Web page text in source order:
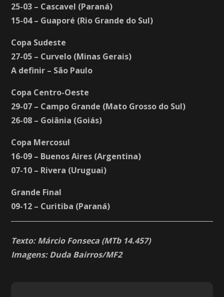
25-03 – Cascavel (Paraná)
15-04 – Guaporé (Rio Grande do Sul)
Copa Sudeste
27-05 – Curvelo (Minas Gerais)
A definir – São Paulo
Copa Centro-Oeste
29-07 – Campo Grande (Mato Grosso do Sul)
26-08 – Goiânia (Goiás)
Copa Mercosul
16-09 – Buenos Aires (Argentina)
07-10 – Rivera (Uruguai)
Grande Final
09-12 – Curitiba (Paraná)
Texto: Márcio Fonseca (MTb 14.457)
Imagens: Duda Bairros/MF2